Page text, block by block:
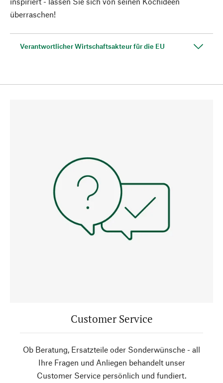
überraschen!
Verantwortlicher Wirtschaftsakteur für die EU
Customer Service
Ob Beratung, Ersatzteile oder Sonderwünsche - all
Ihre Fragen und Anliegen behandelt unser
Customer Service persönlich und fundiert.